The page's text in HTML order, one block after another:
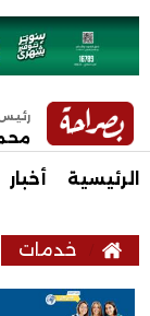
رئيس
الرئيسية أخبار
خدمات